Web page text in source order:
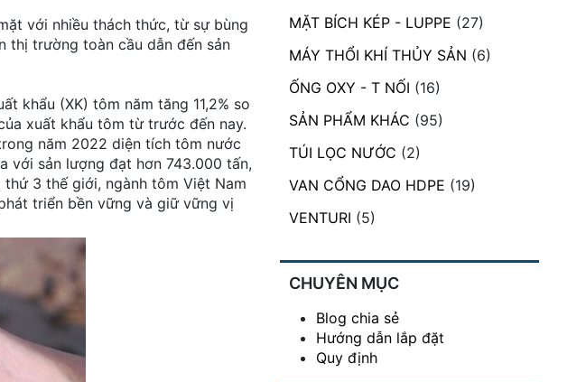
với nhiều thách thức, từ sự bùng
thị trường toàn cầu dẫn đến sản
khẩu (XK) tôm năm tăng 11,2% so
xuất khẩu tôm từ trước đến nay.
năm 2022 diện tích tôm nước
với sản lượng đạt hơn 743.000 tấn,
3 thế giới, ngành tôm Việt Nam
triển bền vững và giữ vững vị
MẶT BÍCH KÉP - LUPPE (27)
MÁY THỔI KHÍ THỦY SẢN (6)
ỐNG OXY - T NỐI (16)
SẢN PHẨM KHÁC (95)
TÚI LỌC NƯỚC (2)
VAN CỔNG DAO HDPE (19)
VENTURI (5)
CHUYÊN MỤC
Blog chia sẻ
Hướng dẫn lắp đặt
Quy định